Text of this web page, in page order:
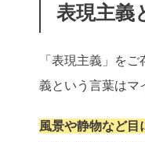
表現主義
「表現主義」を
義という言葉はマ
風景や静物など